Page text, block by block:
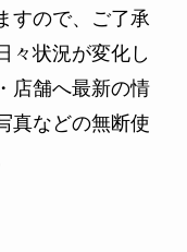
すので、ご了承
々状況が変化し
店舗へ最新の情
真などの無断使